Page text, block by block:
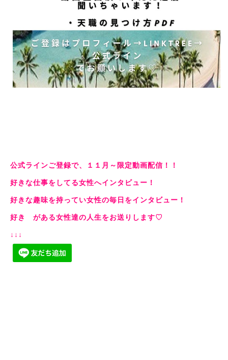
公式ラインご登録で、１１月～限定動画配信！！
好きな仕事をしてる女性へインタビュー！
好きな趣味を持ってい女性の毎日をインタビュー！
好き がある女性達の人生をお送りします♡
↓↓↓